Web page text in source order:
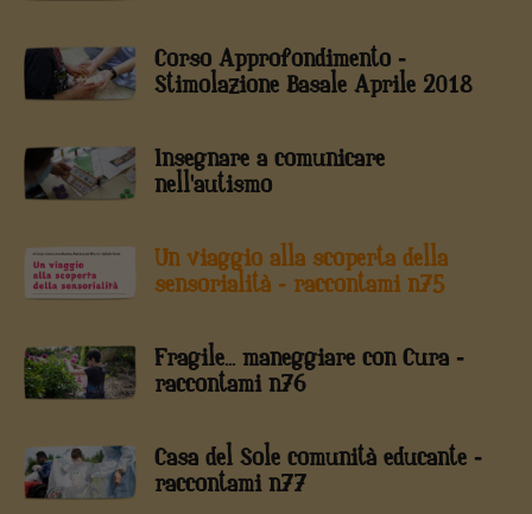
Corso Approfondimento -
Stimolazione Basale Aprile 2018
Insegnare a comunicare
nell'autismo
Un viaggio alla scoperta della
sensorialità - raccontami n75
Fragile... maneggiare con Cura -
raccontami n76
Casa del Sole comunità educante -
raccontami n77